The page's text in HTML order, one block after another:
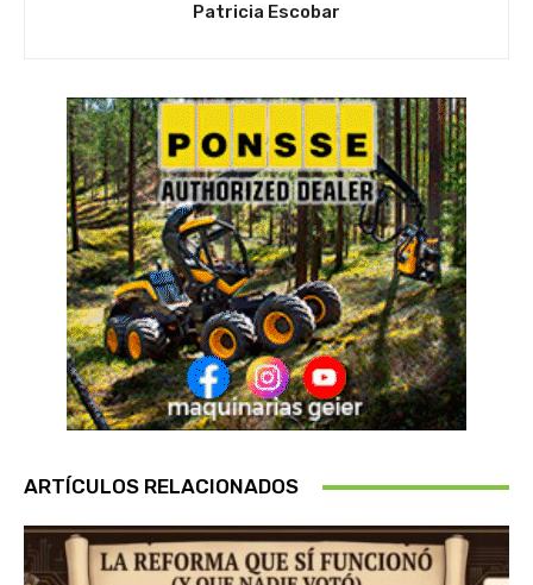
Patricia Escobar
ARTÍCULOS RELACIONADOS